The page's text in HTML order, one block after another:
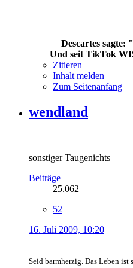
Descartes sagte:
Und seit TikTok
Zitieren
Inhalt melden
Zum Seitenanfang
wendland
sonstiger Taugenichts
Beiträge
25.062
52
16. Juli 2009, 10:20
Seid barmherzig. Das Leben ist